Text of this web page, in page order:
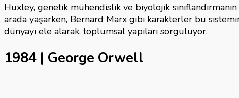
Huxley, genetik mühendislik ve biyolojik
arada yaşarken, Bernard Marx gibi karakterler bu
dünyayı ele alarak, toplumsal yapıları sorguluyor.
1984 | George Orwell